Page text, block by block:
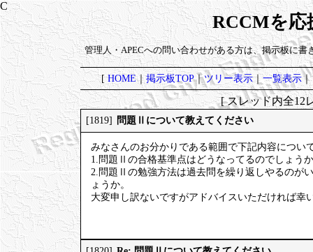
RCCMを応
管理人・APECへの問い合わせがある方は、掲示板に書
[HOME｜掲示板TOP｜ツリー表示｜一覧表示｜
[ スレッド内全
[1819] 問題Ⅱについて教えてください
みなさんのお分かりである範囲で下記内容につい
1.問題Ⅱの合格基準点はどうなってるのでしょう
2.問題Ⅱの勉強方法は過去問を繰り返しやるのが
ょうか。
大変申し訳ないですがアドバイスいただければ幸